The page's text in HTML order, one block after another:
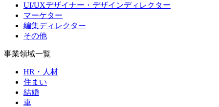
UI/UXデザイナー・デザインディレクター
マーケター
編集ディレクター
その他
事業領域一覧
HR・人材
住まい
結婚
車